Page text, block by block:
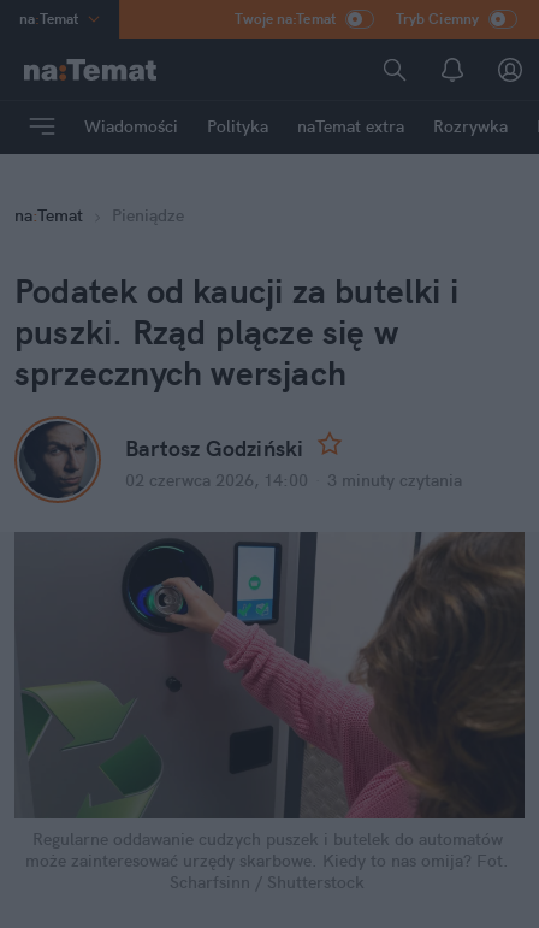
na:Temat
Poland
mama
Rozrywka
Twoje na:Temat Tryb Ciemny
Wiadomości Polityka naTemat extra Rozrywka
na:Temat Pieniądze
Podatek od kaucji za butelki i
puszki. Rząd plącze się w
sprzecznych wersjach
Bartosz Godziński
02 czerwca 2026, 14:00 3 minuty czytania
Regularne oddawanie cudzych puszek i butelek do automatów
może zainteresować urzędy skarbowe. Kiedy to nas omija? Fot.
Scharfsinn / Shutterstock